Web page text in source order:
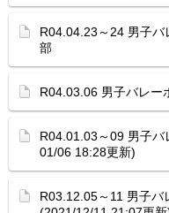
R04.04.23～24 男子バ
部
R04.03.06 男子バレー
R04.01.03～09 男子
01/06 18:28更新)
R03.12.05～11 男子バ